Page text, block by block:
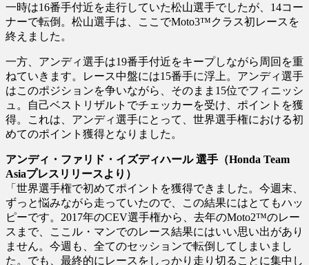
一時は16番手付近を走行していた松山選手でしたが、14コー
ナーで転倒。松山選手は、ここでMoto3™クラス初レースを
終えました。
一方、アンディ選手は19番手付近をキープしながら周回を重
ねていきます。レース中盤には15番手に浮上。アンディ選手
はこのポジションを争いながら、そのまま15位でフィニッシ
ュ。自己ベストリザルトでチェッカーを受け、ポイントを獲
得。これは、アンディ選手にとって、世界選手権における初
めてのポイント獲得となりました。
アンディ・ファリド・イズディハール 選手（Honda Team
Asiaプレスリリースより）
「世界選手権で初めてポイントを獲得できました。今週末、
ずっと悩みながら走っていたので、この結果にはとてもハッ
ピーです。2017年のCEV選手権から、去年のMoto2™のレー
スまで、ここル・マンでのレース結果にはいい思い出があり
ません。今週も、全てのセッションで転倒してしまいまし
た。でも、最終的にレースをしっかり走り切ることに集中し